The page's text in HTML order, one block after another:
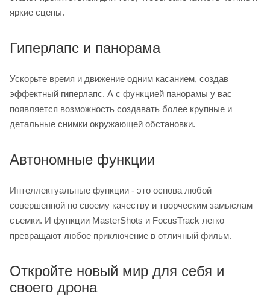
яркие сцены.
Гиперлапс и панорама
Ускорьте время и движение одним касанием, создав
эффектный гиперлапс. А с функцией панорамы у вас
появляется возможность создавать более крупные и
детальные снимки окружающей обстановки.
Автономные функции
Интеллектуальные функции - это основа любой
совершенной по своему качеству и творческим замыслам
съемки. И функции MasterShots и FocusTrack легко
превращают любое приключение в отличный фильм.
Откройте новый мир для себя и
своего дрона